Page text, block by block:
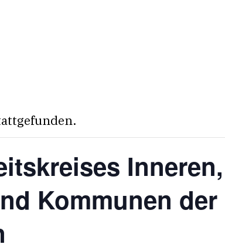
Kommunen der